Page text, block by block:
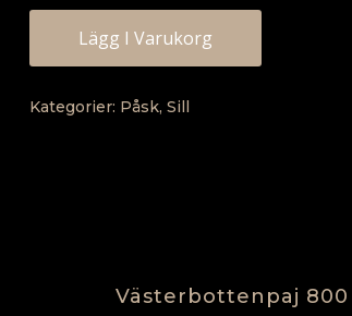
Lägg I Varukorg
Kategorier: Påsk, Sill
Lägg I Varukorg
Västerbottenpaj 800